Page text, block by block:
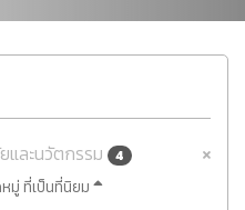
และนวัตกรรม 4
มู่ ที่เป็นที่นิยม